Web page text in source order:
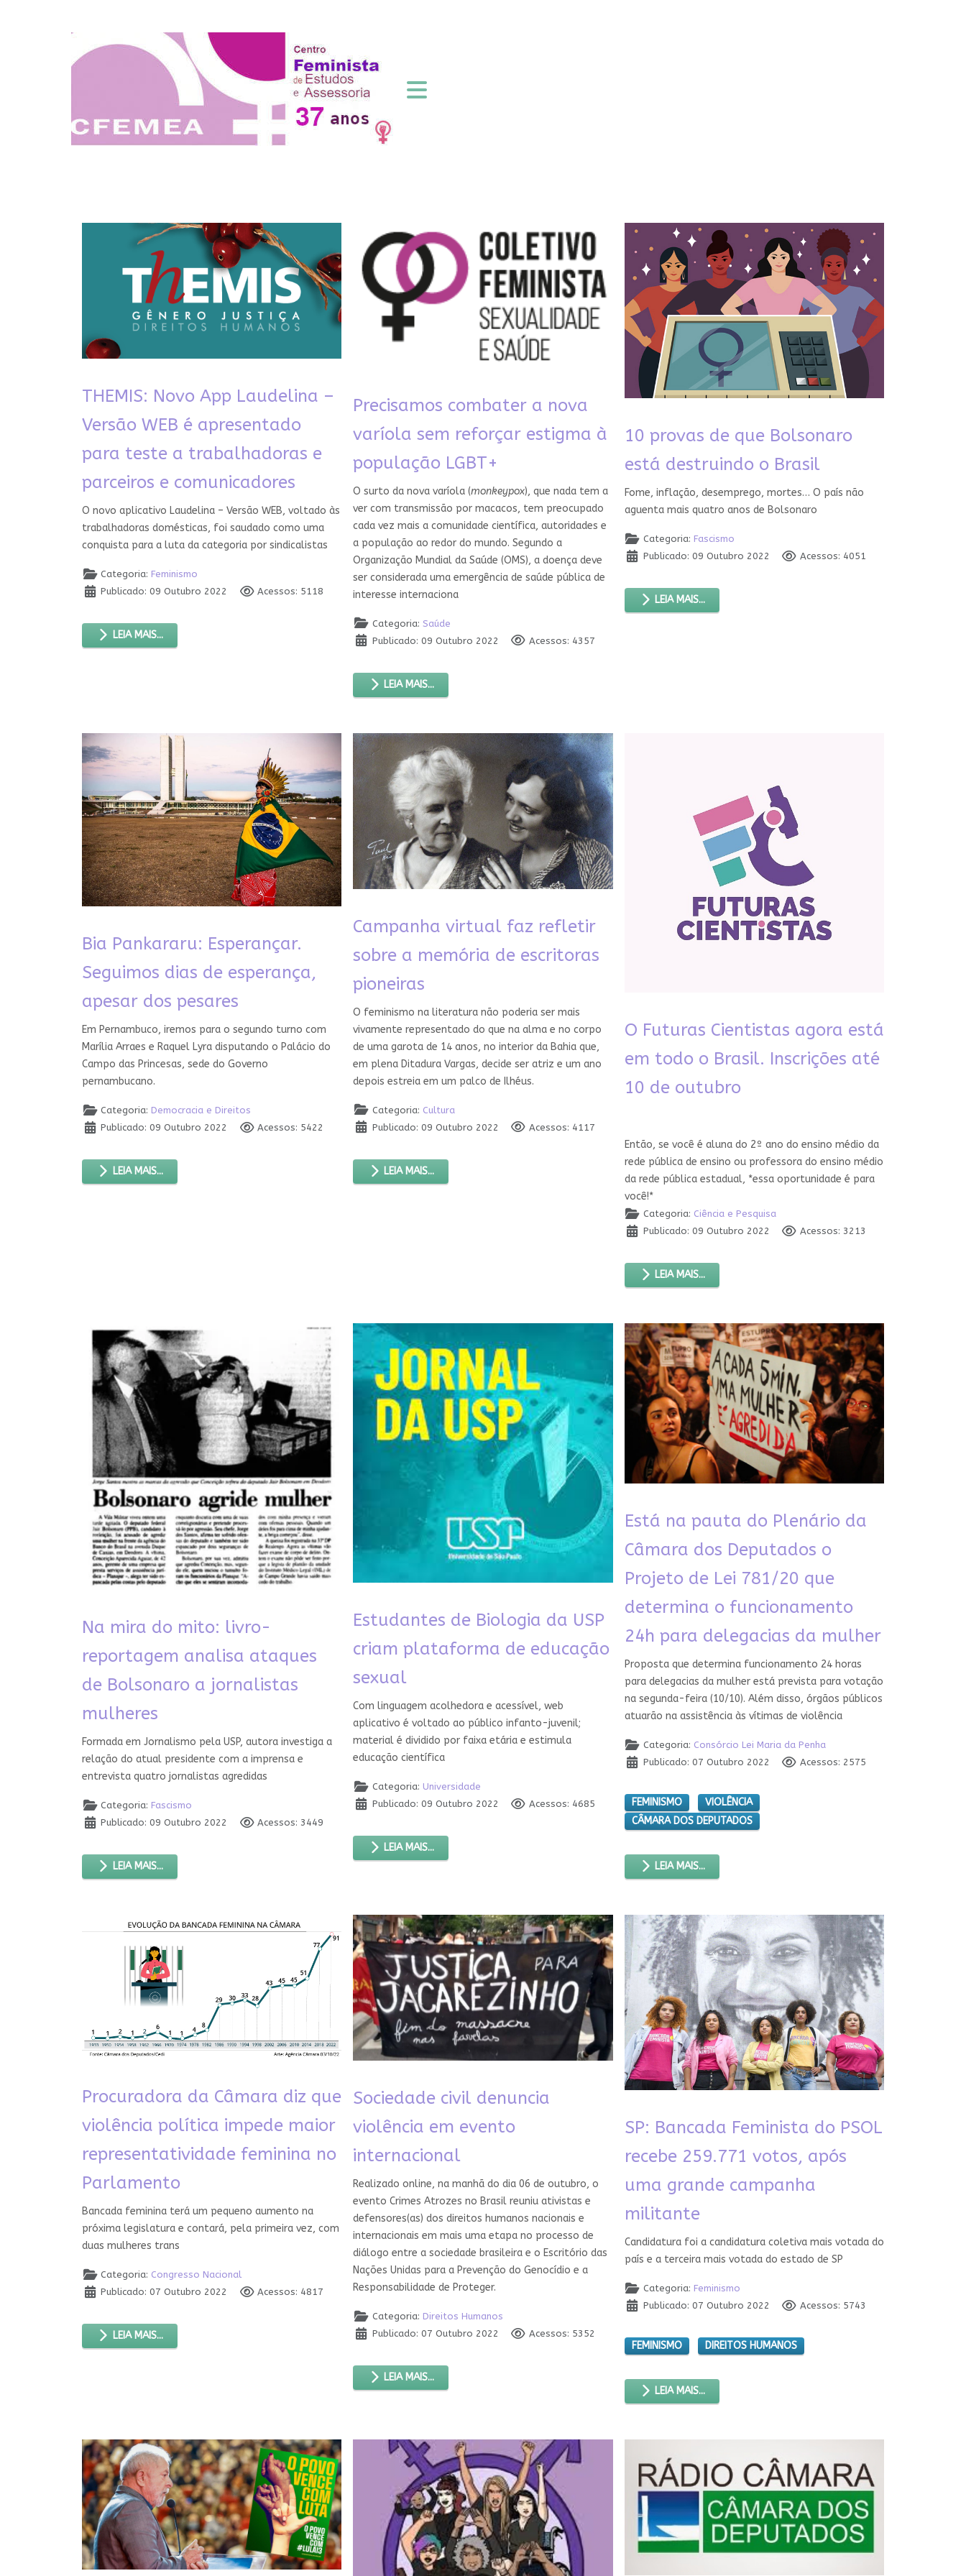
THEMIS: Novo App Laudelina –
Versão WEB é apresentado
para teste a trabalhadoras e
parceiros e comunicadores
O novo aplicativo Laudelina – Versão WEB, voltado às
trabalhadoras domésticas, foi saudado como uma
conquista para a luta da categoria por sindicalistas
Categoria: Feminismo
Publicado: 09 Outubro 2022
Acessos: 5118
LEIA MAIS...
Precisamos combater a nova
varíola sem reforçar estigma à
população LGBT+
O surto da nova varíola (monkeypox), que nada tem a
ver com transmissão por macacos, tem preocupado
cada vez mais a comunidade científica, autoridades e
a população ao redor do mundo. Segundo a
Organização Mundial da Saúde (OMS), a doença deve
ser considerada uma emergência de saúde pública de
interesse internaciona
Categoria: Saúde
Publicado: 09 Outubro 2022
Acessos: 4357
LEIA MAIS...
10 provas de que Bolsonaro
está destruindo o Brasil
Fome, inflação, desemprego, mortes… O país não
aguenta mais quatro anos de Bolsonaro
Categoria: Fascismo
Publicado: 09 Outubro 2022
Acessos: 4051
LEIA MAIS...
Bia Pankararu: Esperançar.
Seguimos dias de esperança,
apesar dos pesares
Em Pernambuco, iremos para o segundo turno com
Marília Arraes e Raquel Lyra disputando o Palácio do
Campo das Princesas, sede do Governo
pernambucano.
Categoria: Democracia e Direitos
Publicado: 09 Outubro 2022
Acessos: 5422
LEIA MAIS...
Campanha virtual faz refletir
sobre a memória de escritoras
pioneiras
O feminismo na literatura não poderia ser mais
vivamente representado do que na alma e no corpo
de uma garota de 14 anos, no interior da Bahia que,
em plena Ditadura Vargas, decide ser atriz e um ano
depois estreia em um palco de Ilhéus.
Categoria: Cultura
Publicado: 09 Outubro 2022
Acessos: 4117
LEIA MAIS...
O Futuras Cientistas agora está
em todo o Brasil. Inscrições até
10 de outubro
Então, se você é aluna do 2º ano do ensino médio da
rede pública de ensino ou professora do ensino médio
da rede pública estadual, *essa oportunidade é para
você!*
Categoria: Ciência e Pesquisa
Publicado: 09 Outubro 2022
Acessos: 3213
LEIA MAIS...
Na mira do mito: livro-
reportagem analisa ataques
de Bolsonaro a jornalistas
mulheres
Formada em Jornalismo pela USP, autora investiga a
relação do atual presidente com a imprensa e
entrevista quatro jornalistas agredidas
Categoria: Fascismo
Publicado: 09 Outubro 2022
Acessos: 3449
LEIA MAIS...
Estudantes de Biologia da USP
criam plataforma de educação
sexual
Com linguagem acolhedora e acessível, web
aplicativo é voltado ao público infanto-juvenil;
material é dividido por faixa etária e estimula
educação científica
Categoria: Universidade
Publicado: 09 Outubro 2022
Acessos: 4685
LEIA MAIS...
Está na pauta do Plenário da
Câmara dos Deputados o
Projeto de Lei 781/20 que
determina o funcionamento
24h para delegacias da mulher
Proposta que determina funcionamento 24 horas
para delegacias da mulher está prevista para votação
na segunda-feira (10/10). Além disso, órgãos públicos
atuarão na assistência às vítimas de violência
Categoria: Consórcio Lei Maria da Penha
Publicado: 07 Outubro 2022
Acessos: 2575
FEMINISMO
VIOLÊNCIA
CÂMARA DOS DEPUTADOS
LEIA MAIS...
Procuradora da Câmara diz que
violência política impede maior
representatividade feminina no
Parlamento
Bancada feminina terá um pequeno aumento na
próxima legislatura e contará, pela primeira vez, com
duas mulheres trans
Categoria: Congresso Nacional
Publicado: 07 Outubro 2022
Acessos: 4817
LEIA MAIS...
Sociedade civil denuncia
violência em evento
internacional
Realizado online, na manhã do dia 06 de outubro, o
evento Crimes Atrozes no Brasil reuniu ativistas e
defensores(as) dos direitos humanos nacionais e
internacionais em mais uma etapa no processo de
diálogo entre a sociedade brasileira e o Escritório das
Nações Unidas para a Prevenção do Genocídio e a
Responsabilidade de Proteger.
Categoria: Direitos Humanos
Publicado: 07 Outubro 2022
Acessos: 5352
LEIA MAIS...
SP: Bancada Feminista do PSOL
recebe 259.771 votos, após
uma grande campanha
militante
Candidatura foi a candidatura coletiva mais votada do
país e a terceira mais votada do estado de SP
Categoria: Feminismo
Publicado: 07 Outubro 2022
Acessos: 5743
FEMINISMO DIREITOS HUMANOS
LEIA MAIS...